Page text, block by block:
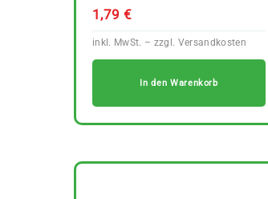
1,79 €
In den Warenkorb